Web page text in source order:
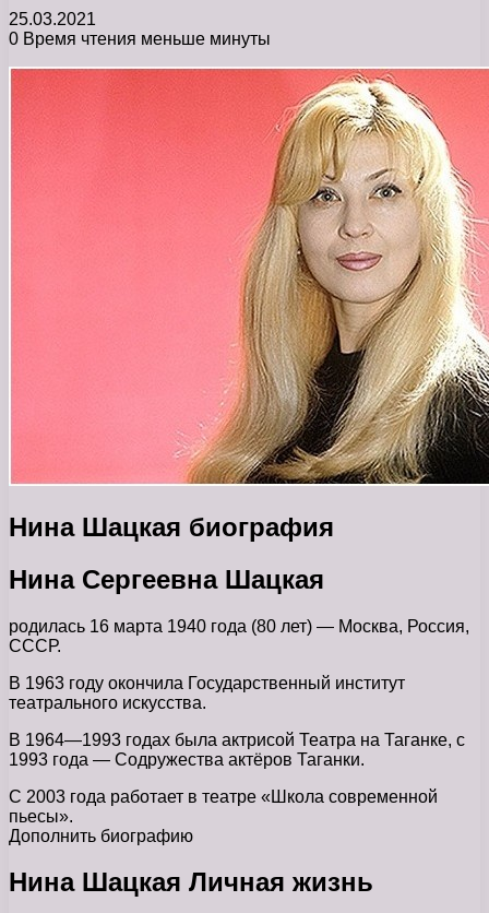
25.03.2021
0 Время чтения меньше минуты
Нина Шацкая биография
Нина Сергеевна Шацкая
родилась 16 марта 1940 года (80 лет) — Москва, Россия,
СССР.
В 1963 году окончила Государственный институт
театрального искусства.
В 1964—1993 годах была актрисой Театра на Таганке, с
1993 года — Содружества актёров Таганки.
С 2003 года работает в театре «Школа современной
пьесы».
Дополнить биографию
Нина Шацкая Личная жизнь